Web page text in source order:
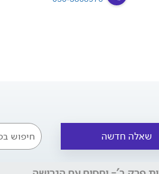
שאלה חדשה